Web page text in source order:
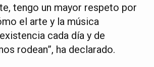
tengo un mayor respeto por
el arte y la música
cada día y de
rodean”, ha declarado.